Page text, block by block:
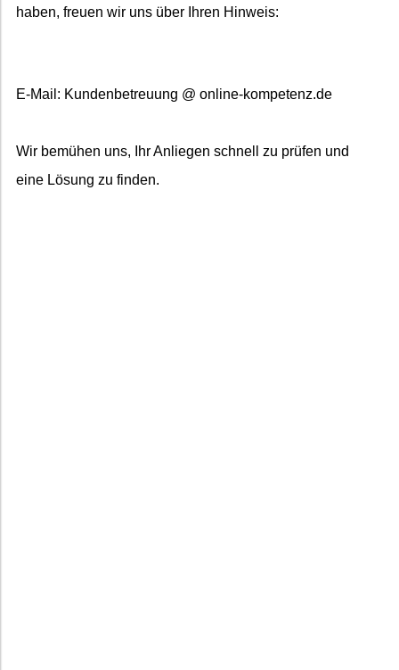
haben, freuen wir uns über Ihren Hinweis:
E-Mail: Kundenbetreuung @ online-kompetenz.de
Wir bemühen uns, Ihr Anliegen schnell zu prüfen und
eine Lösung zu finden.